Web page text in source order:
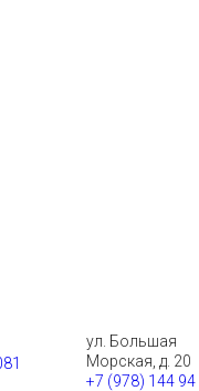
ул. Большая
Морская, д. 20
+7 (978) 144 94